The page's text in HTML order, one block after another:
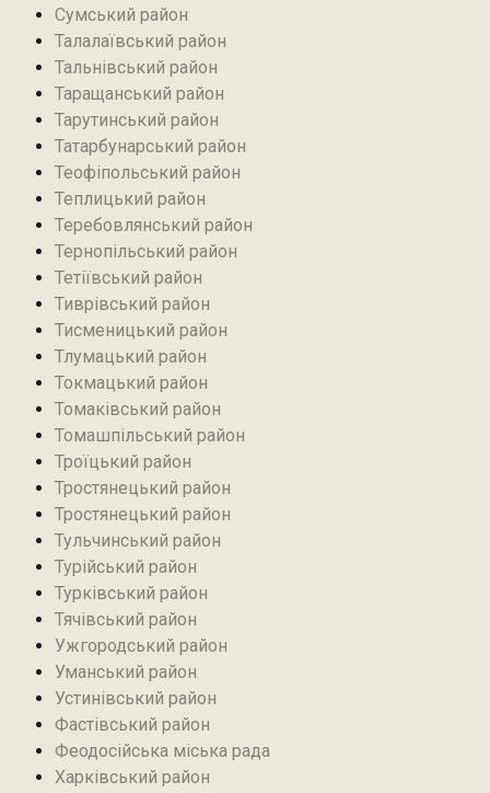
Сумський район
Талалаївський район
Тальнівський район
Таращанський район
Тарутинський район
Татарбунарський район
Теофіпольський район‎
Теплицький район
Теребовлянський район
Тернопільський район
Тетіївський район
Тиврівський район
Тисменицький район
Тлумацький район
Токмацький район
Томаківський район
Томашпільський район
Троїцький район‎
Тростянецький район
Тростянецький район
Тульчинський район
Турійський район
Турківський район
Тячівський район
Ужгородський район
Уманський район
Устинівський район
Фастівський район
Феодосійська міська рада
Харківський район